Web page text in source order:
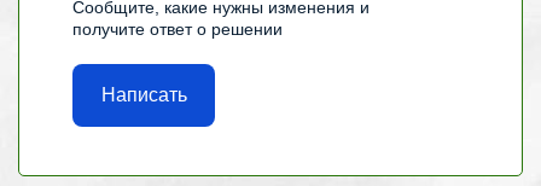
Сообщите, какие нужны изменения и
получите ответ о решении
Написать